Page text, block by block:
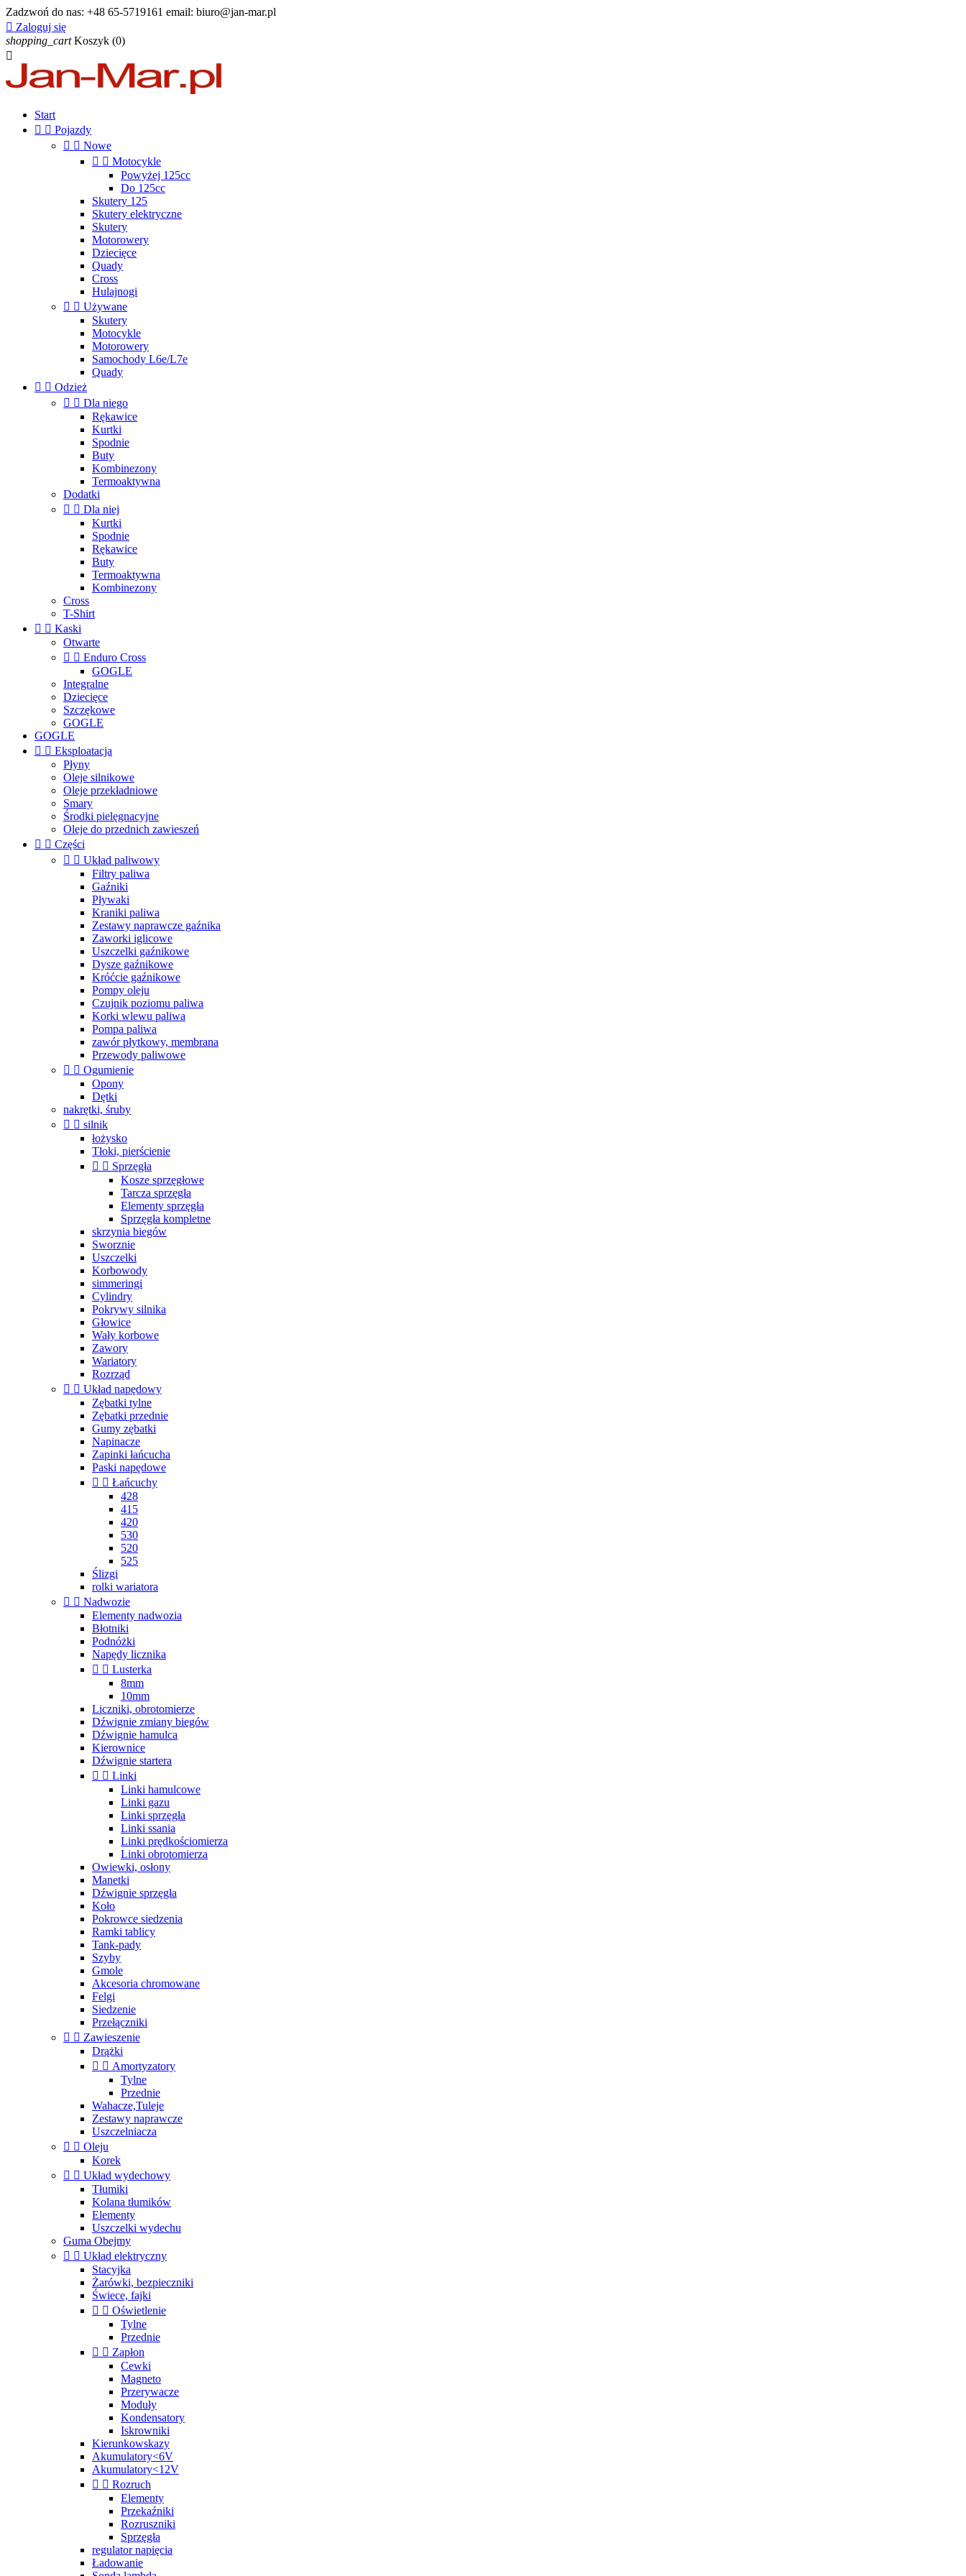
Zadzwoń do nas: +48 65-5719161 email: biuro@jan-mar.pl
 Zaloguj się
shopping_cart Koszyk (0)

Start
  Pojazdy
  Nowe
  Motocykle
Powyżej 125cc
Do 125cc
Skutery 125
Skutery elektryczne
Skutery
Motorowery
Dziecięce
Quady
Cross
Hulajnogi
  Używane
Skutery
Motocykle
Motorowery
Samochody L6e/L7e
Quady
  Odzież
  Dla niego
Rękawice
Kurtki
Spodnie
Buty
Kombinezony
Termoaktywna
Dodatki
  Dla niej
Kurtki
Spodnie
Rękawice
Buty
Termoaktywna
Kombinezony
Cross
T-Shirt
  Kaski
Otwarte
  Enduro Cross
GOGLE
Integralne
Dziecięce
Szczękowe
GOGLE
GOGLE
  Eksploatacja
Płyny
Oleje silnikowe
Oleje przekładniowe
Smary
Środki pielęgnacyjne
Oleje do przednich zawieszeń
  Części
  Układ paliwowy
Filtry paliwa
Gaźniki
Pływaki
Kraniki paliwa
Zestawy naprawcze gaźnika
Zaworki iglicowe
Uszczelki gaźnikowe
Dysze gaźnikowe
Króćcie gaźnikowe
Pompy oleju
Czujnik poziomu paliwa
Korki wlewu paliwa
Pompa paliwa
zawór płytkowy, membrana
Przewody paliwowe
  Ogumienie
Opony
Dętki
nakrętki, śruby
  silnik
łożysko
Tłoki, pierścienie
  Sprzęgła
Kosze sprzęgłowe
Tarcza sprzęgła
Elementy sprzęgła
Sprzęgła kompletne
skrzynia biegów
Sworznie
Uszczelki
Korbowody
simmeringi
Cylindry
Pokrywy silnika
Głowice
Wały korbowe
Zawory
Wariatory
Rozrząd
  Układ napędowy
Zębatki tylne
Zębatki przednie
Gumy zębatki
Napinacze
Zapinki łańcucha
Paski napędowe
  Łańcuchy
428
415
420
530
520
525
Ślizgi
rolki wariatora
  Nadwozie
Elementy nadwozia
Błotniki
Podnóżki
Napędy licznika
  Lusterka
8mm
10mm
Liczniki, obrotomierze
Dźwignie zmiany biegów
Dźwignie hamulca
Kierownice
Dźwignie startera
  Linki
Linki hamulcowe
Linki gazu
Linki sprzęgła
Linki ssania
Linki prędkościomierza
Linki obrotomierza
Owiewki, osłony
Manetki
Dźwignie sprzęgła
Koło
Pokrowce siedzenia
Ramki tablicy
Tank-pady
Szyby
Gmole
Akcesoria chromowane
Felgi
Siedzenie
Przełączniki
  Zawieszenie
Drążki
  Amortyzatory
Tylne
Przednie
Wahacze,Tuleje
Zestawy naprawcze
Uszczelniacza
  Oleju
Korek
  Układ wydechowy
Tłumiki
Kolana tłumików
Elementy
Uszczelki wydechu
Guma Obejmy
  Układ elektryczny
Stacyjka
Żarówki, bezpieczniki
Świece, fajki
  Oświetlenie
Tylne
Przednie
  Zapłon
Cewki
Magneto
Przerywacze
Moduły
Kondensatory
Iskrowniki
Kierunkowskazy
Akumulatory<6V
Akumulatory<12V
  Rozruch
Elementy
Przekaźniki
Rozruszniki
Sprzęgła
regulator napięcia
Ładowanie